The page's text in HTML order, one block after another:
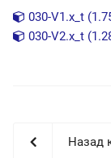
030-V1.x_t
030-V2.x_t
Назад